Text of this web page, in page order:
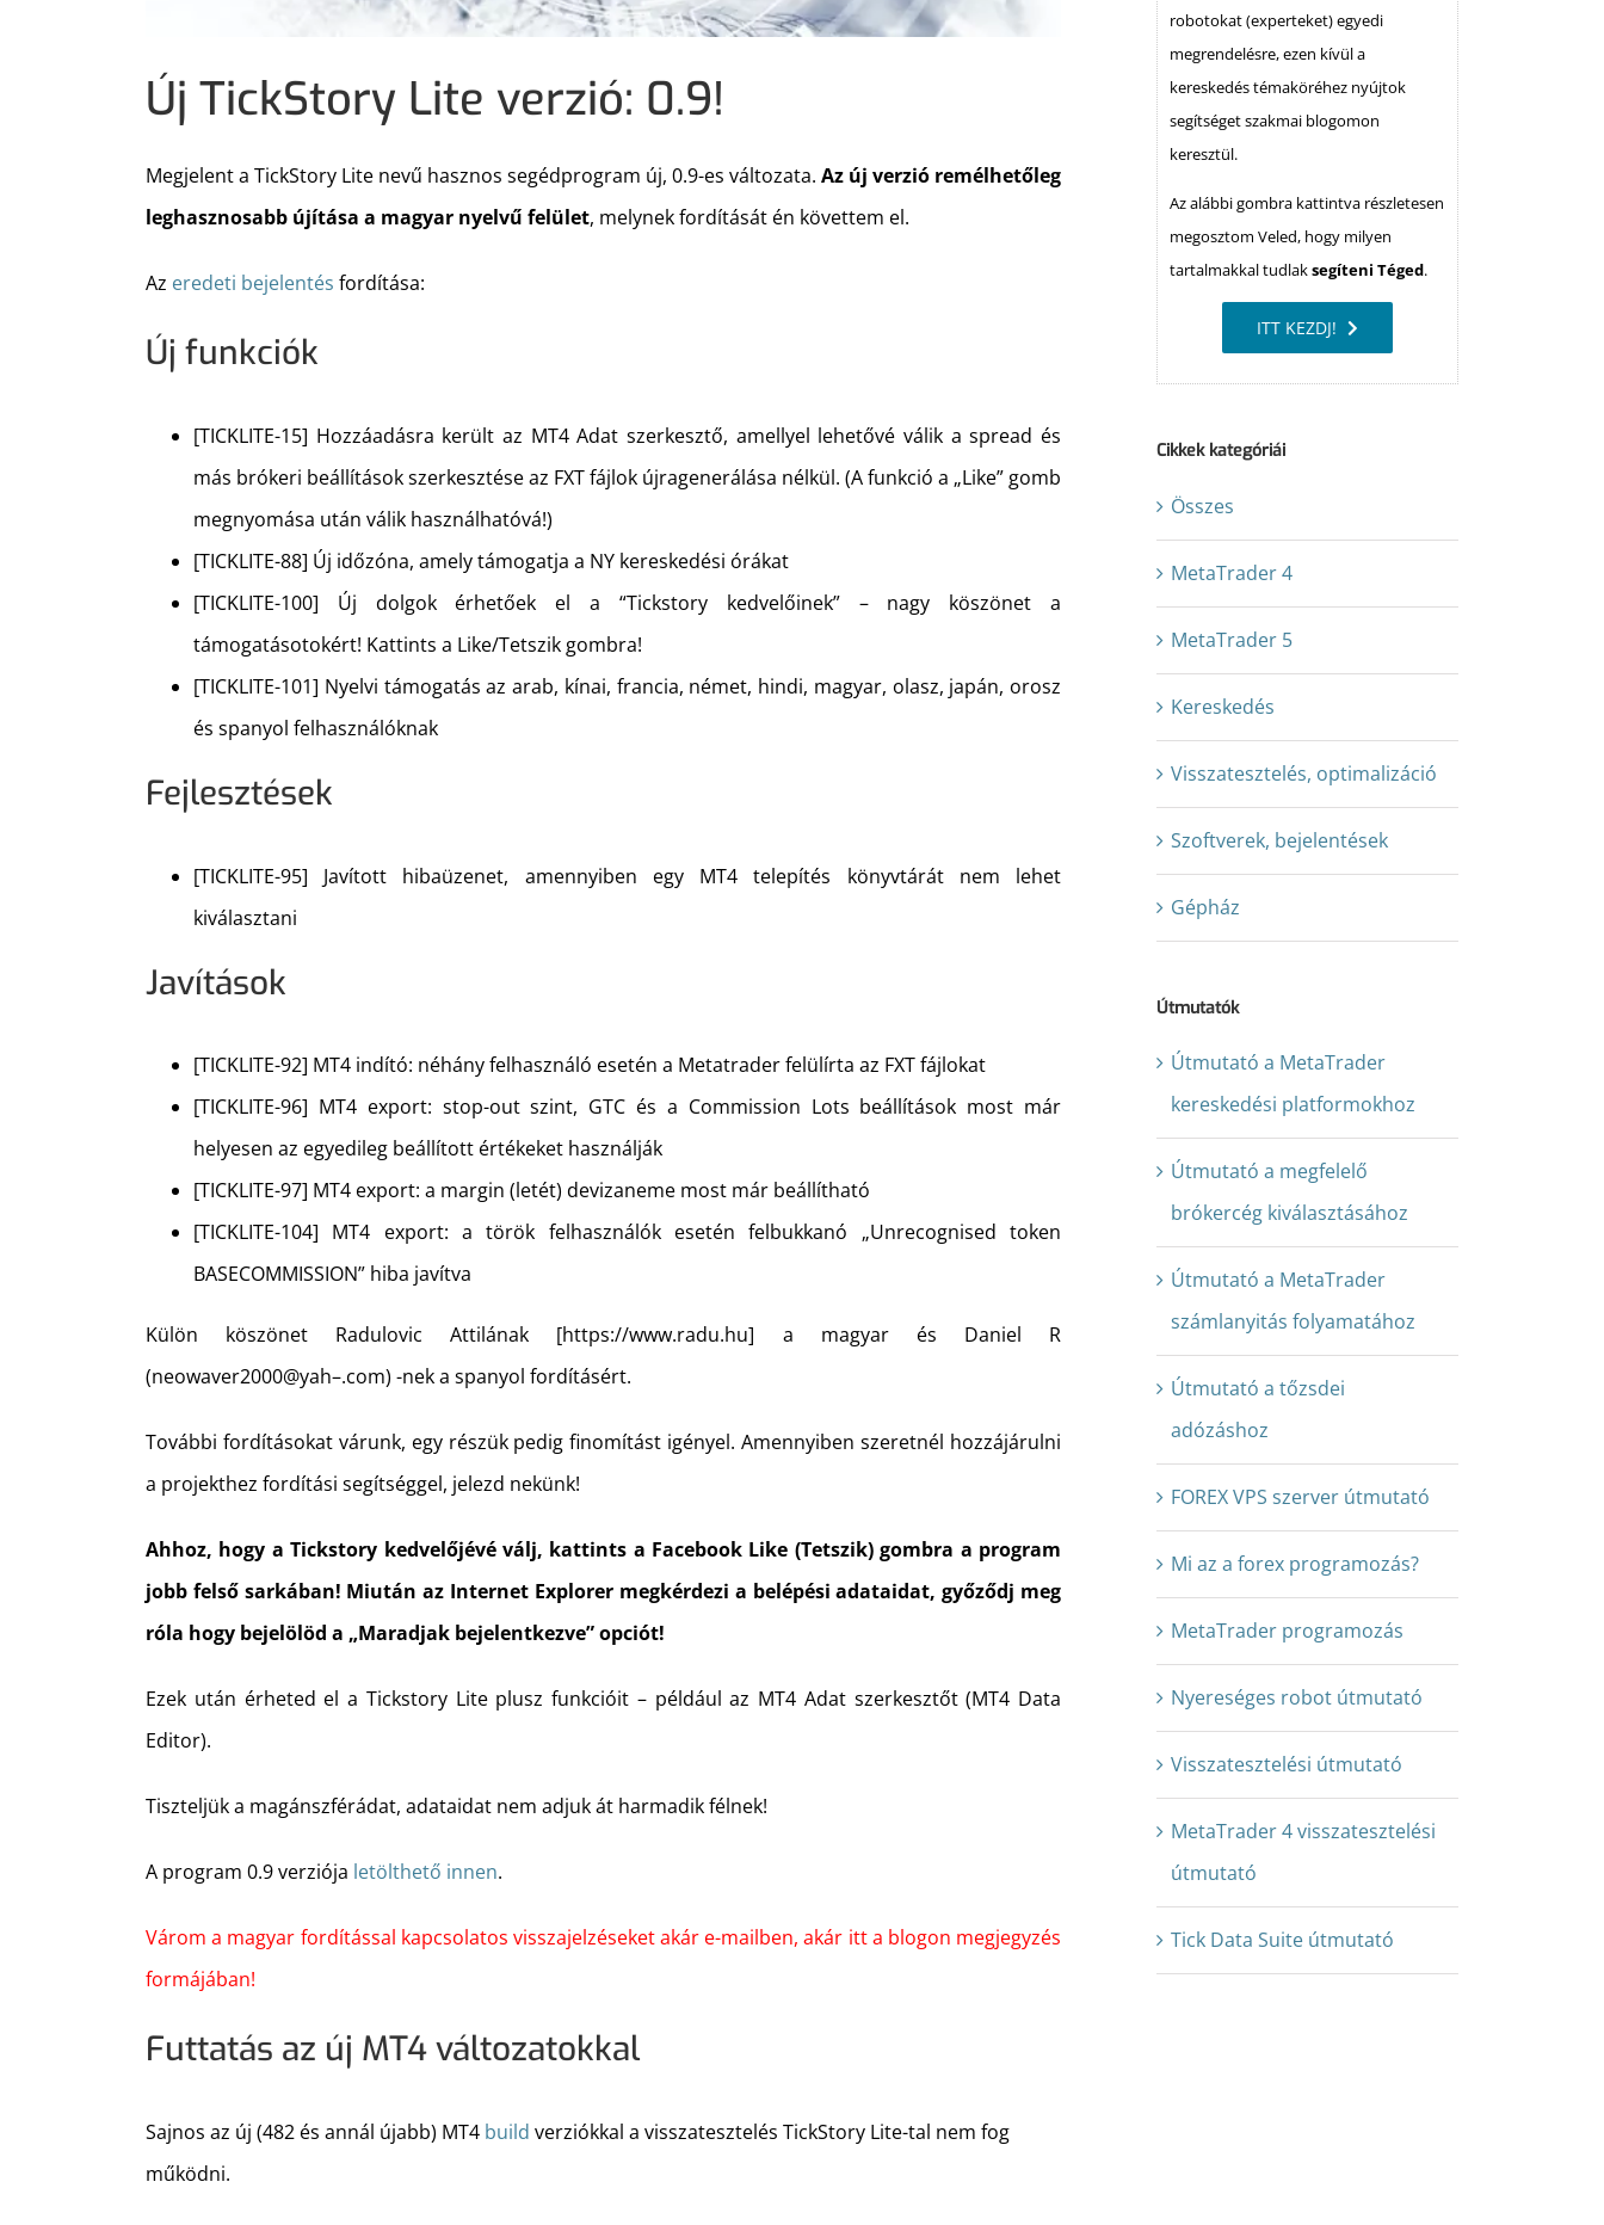
Új TickStory Lite verzió: 0.9!
Megjelent a TickStory Lite nevű hasznos segédprogram új, 0.9-es változata. Az új verzió remélhetőleg
leghasznosabb újítása a magyar nyelvű felület, melynek fordítását én követtem el.
Az eredeti bejelentés fordítása:
Új funkciók
[TICKLITE-15] Hozzáadásra került az MT4 Adat szerkesztő, amellyel lehetővé válik a spread és
más brókeri beállítások szerkesztése az FXT fájlok újragenerálása nélkül. (A funkció a „Like” gomb
megnyomása után válik használhatóvá!)
[TICKLITE-88] Új időzóna, amely támogatja a NY kereskedési órákat
[TICKLITE-100] Új dolgok érhetőek el a “Tickstory kedvelőinek” – nagy köszönet a
támogatásotokért! Kattints a Like/Tetszik gombra!
[TICKLITE-101] Nyelvi támogatás az arab, kínai, francia, német, hindi, magyar, olasz, japán, orosz
és spanyol felhasználóknak
Fejlesztések
[TICKLITE-95] Javított hibaüzenet, amennyiben egy MT4 telepítés könyvtárát nem lehet
kiválasztani
Javítások
[TICKLITE-92] MT4 indító: néhány felhasználó esetén a Metatrader felülírta az FXT fájlokat
[TICKLITE-96] MT4 export: stop-out szint, GTC és a Commission Lots beállítások most már
helyesen az egyedileg beállított értékeket használják
[TICKLITE-97] MT4 export: a margin (letét) devizaneme most már beállítható
[TICKLITE-104] MT4 export: a török felhasználók esetén felbukkanó „Unrecognised token
BASECOMMISSION” hiba javítva
Külön köszönet Radulovic Attilának [https://www.radu.hu] a magyar és Daniel R
(neowaver2000@yah–.com) -nek a spanyol fordításért.
További fordításokat várunk, egy részük pedig finomítást igényel. Amennyiben szeretnél hozzájárulni
a projekthez fordítási segítséggel, jelezd nekünk!
Ahhoz, hogy a Tickstory kedvelőjévé válj, kattints a Facebook Like (Tetszik) gombra a program
jobb felső sarkában! Miután az Internet Explorer megkérdezi a belépési adataidat, győződj meg
róla hogy bejelölöd a „Maradjak bejelentkezve” opciót!
Ezek után érheted el a Tickstory Lite plusz funkcióit – például az MT4 Adat szerkesztőt (MT4 Data
Editor).
Tiszteljük a magánszférádat, adataidat nem adjuk át harmadik félnek!
A program 0.9 verziója letölthető innen.
Várom a magyar fordítással kapcsolatos visszajelzéseket akár e-mailben, akár itt a blogon megjegyzés
formájában!
Futtatás az új MT4 változatokkal
Sajnos az új (482 és annál újabb) MT4 build verziókkal a visszatesztelés TickStory Lite-tal nem fog
működni.
robotokat (experteket) egyedi
megrendelésre, ezen kívül a
kereskedés témaköréhez nyújtok
segítséget szakmai blogomon
keresztül.
Az alábbi gombra kattintva részletesen
megosztom Veled, hogy milyen
tartalmakkal tudlaksegíteni Téged.
ITT KEZDJ!
Cikkek kategóriái
Összes
MetaTrader 4
MetaTrader 5
Kereskedés
Visszatesztelés, optimalizáció
Szoftverek, bejelentések
Gépház
Útmutatók
Útmutató a MetaTrader
kereskedési platformokhoz
Útmutató a megfelelő
brókercég kiválasztásához
Útmutató a MetaTrader
számlanyitás folyamatához
Útmutató a tőzsdei
adózáshoz
FOREX VPS szerver útmutató
Mi az a forex programozás?
MetaTrader programozás
Nyereséges robot útmutató
Visszatesztelési útmutató
MetaTrader 4 visszatesztelési
útmutató
Tick Data Suite útmutató